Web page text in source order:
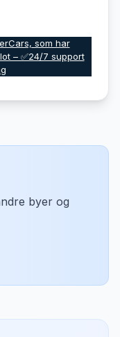
som har
– ✅24/7 support
byer og